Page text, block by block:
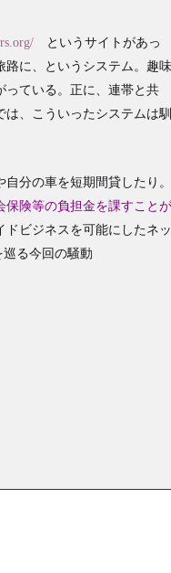
というサイトがあっ
路に、というシステム。趣味
っている。正に、連帯と共
、こういったシステムは馴
分の車を短期間貸したり。
保険等の負担金を課すことが
ドビジネスを可能にしたネッ
巡る今回の騒動